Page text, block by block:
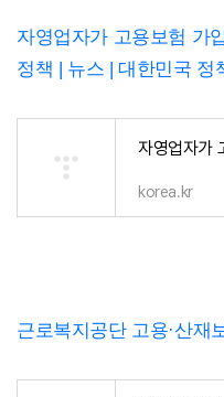
자영업자가 고용보험 가
정책 | 뉴스 | 대한민국 정
자영업자가
korea.kr
근로복지공단 고용·산재